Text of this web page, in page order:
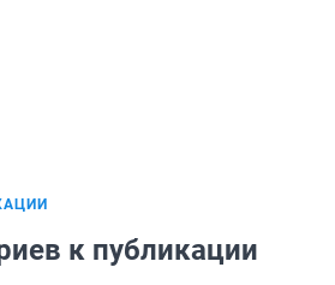
к публикации